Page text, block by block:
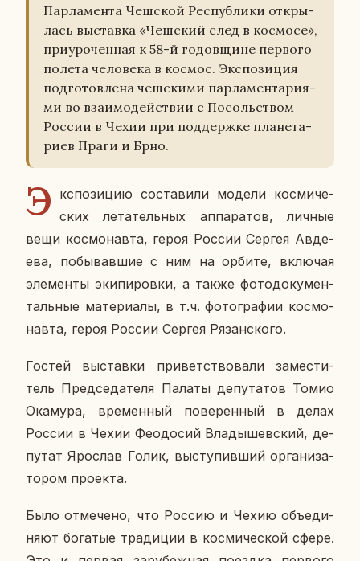
Пар­ла­мен­та Чеш­ской Рес­пуб­ли­ки от­кры­
лась вы­став­ка «Чеш­ский след в кос­мо­се»,
при­уро­чен­ная к 58-й го­дов­щине пер­во­го
полета че­ло­ве­ка в космос. Экс­по­зи­ция
под­го­тов­ле­на чеш­ски­ми пар­ла­мен­та­ри­я­
ми во вза­и­мо­дей­ствии с По­соль­ством
России в Чехии при под­держ­ке пла­не­та­
ри­ев Праги и Брно.
Э кс­по­зи­цию со­ста­ви­ли модели кос­ми­че­
ских ле­та­тель­ных ап­па­ра­тов, личные
вещи кос­мо­нав­та, героя России Сергея Ав­де­
е­ва, по­бы­вав­шие с ним на орбите, вклю­чая
эле­мен­ты эки­пи­ров­ки, а также фо­то­до­ку­мен­
таль­ные ма­те­ри­а­лы, в т.ч. фо­то­гра­фии кос­мо­
нав­та, героя России Сергея Ря­зан­ско­го.
Гостей вы­став­ки при­вет­ство­ва­ли за­ме­сти­
тель Пред­се­да­те­ля Палаты де­пу­та­тов Томио
Ока­му­ра, вре­мен­ный по­ве­рен­ный в делах
России в Чехии Фе­о­до­сий Вла­ды­шев­ский, де­
пу­тат Яро­слав Голик, вы­сту­пив­ший ор­га­ни­за­
то­ром про­ек­та.
Было от­ме­че­но, что Россию и Чехию объ­еди­
ня­ют бо­га­тые тра­ди­ции в кос­ми­че­ской сфере.